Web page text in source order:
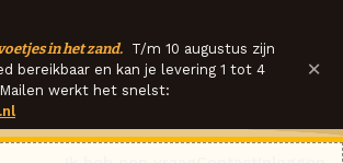
in het zand. T/m 10 augustus zijn
bereikbaar en kan je levering 1 tot 4
werkt het snelst:
×